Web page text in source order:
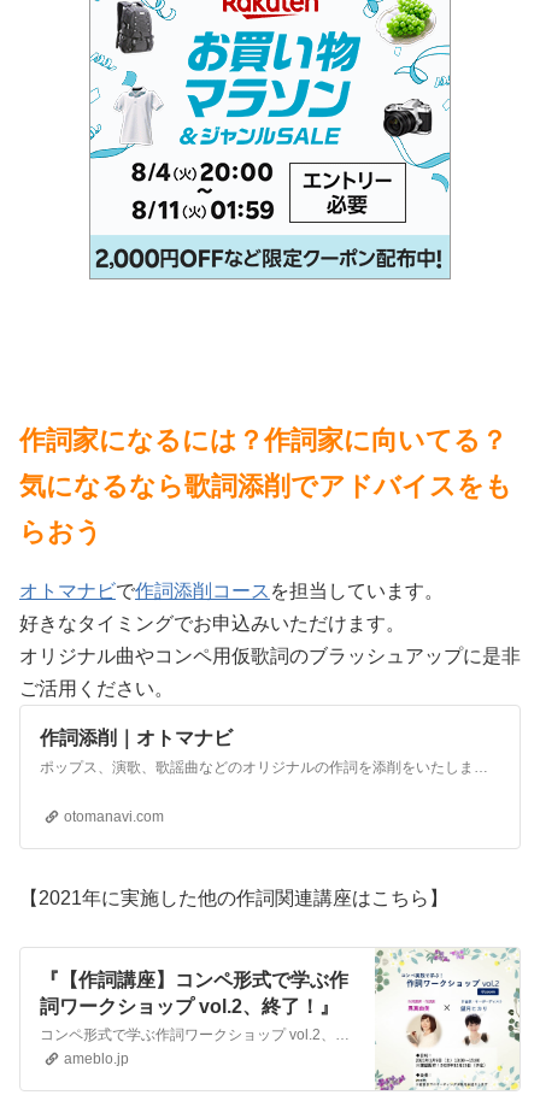
作詞家になるには？作詞家に向いてる？
気になるなら歌詞添削でアドバイスをも
らおう
オトマナビで作詞添削コース を担当しています。
好きなタイミングでお申込みいただけます。
オリジナル曲やコンペ用仮歌詞のブラッシュアップに是非
ご活用ください。
作詞添削｜オトマナビ
ポップス、演歌、歌謡曲などのオリジナルの作詞を添削をいたします。 作詞添削申し込みフォームより作品をお申し込みいただき、添削後に赤字でアドバイスを記入したファイルをメールに添付してお返しいたします。通常のレッスンと違って
otomanavi.com
【2021年に実施した他の作詞関連講座はこちら】
『【作詞講座】コンペ形式で学ぶ作
詞ワークショップ vol.2、終了！』
コンペ形式で学ぶ作詞ワークショップ vol.2、終了！※遅ればせながらＵＰ…！ vol.1に引き続き、作曲家の望月ヒカリさんをむかえてのワークショップ！今回は…
ameblo.jp